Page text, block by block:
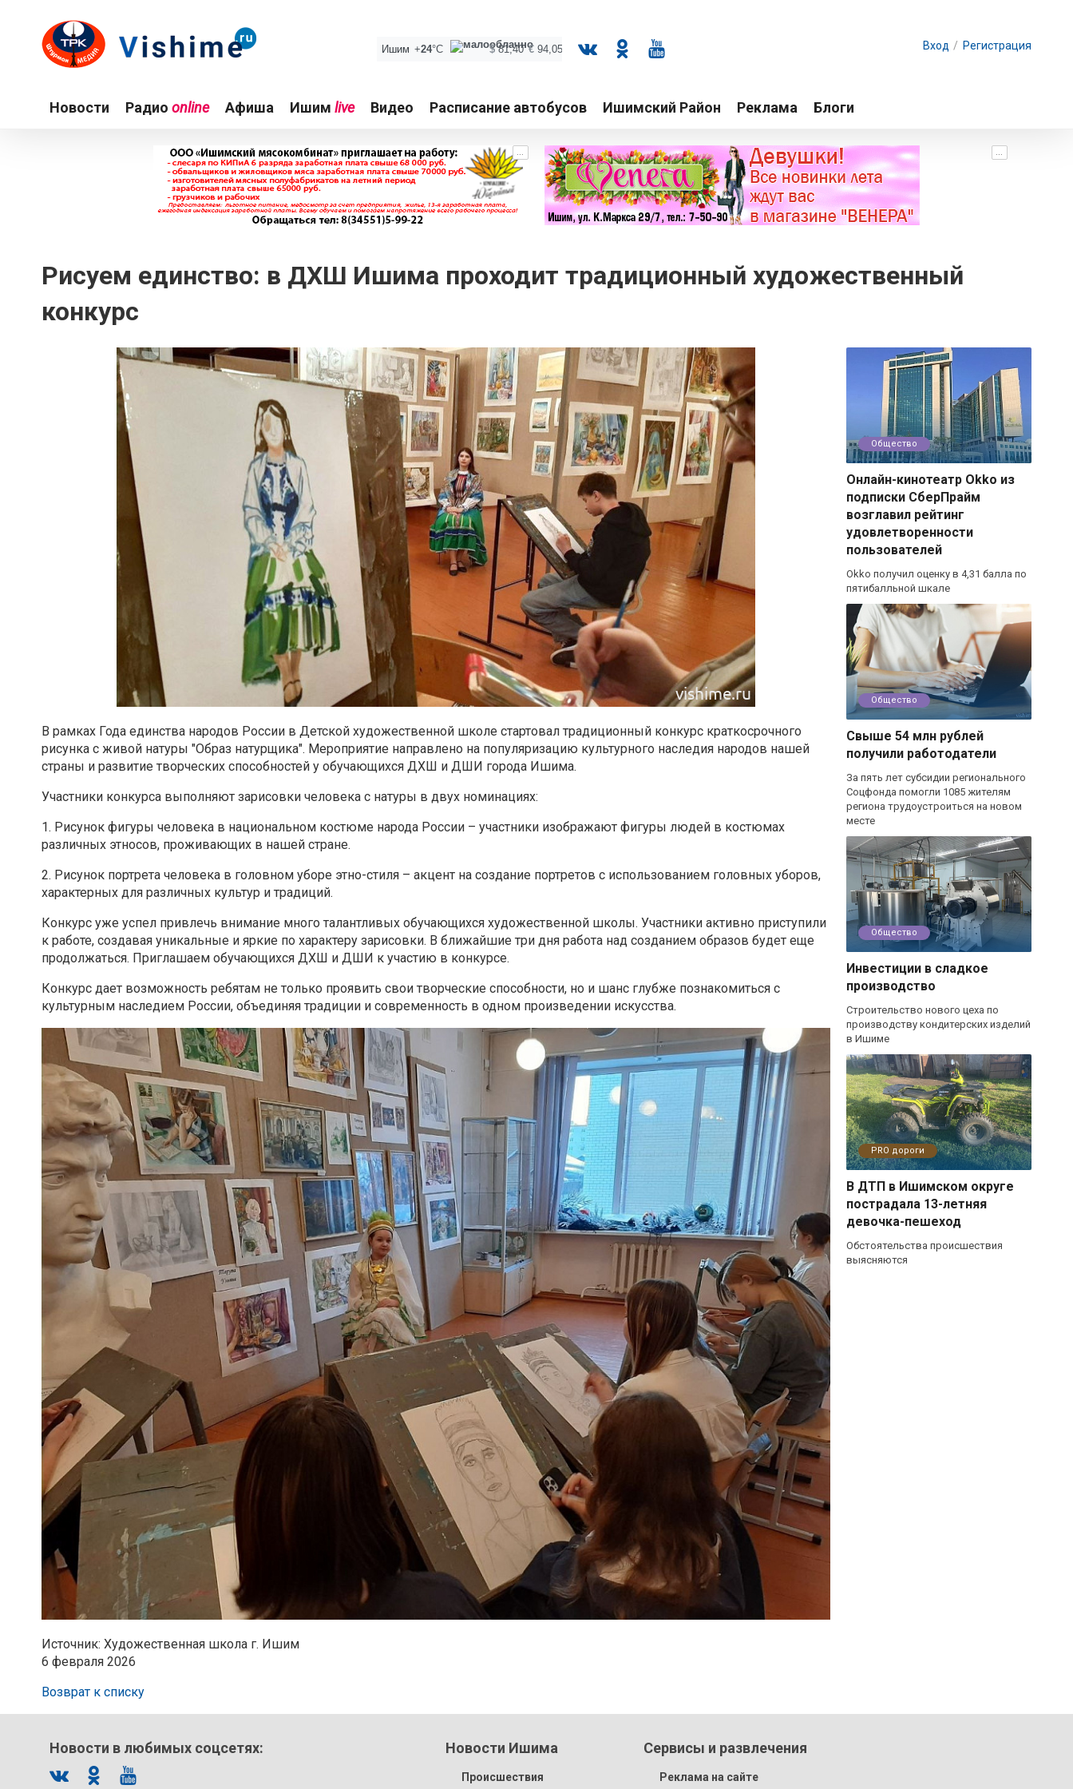
Вход / Регистрация
Новости Радио online Афиша Ишим live Видео Расписание автобусов Ишимский Район Реклама Блоги
... ...
Рисуем единство: в ДХШ Ишима проходит традиционный художественный
конкурс
В рамках Года единства народов России в Детской художественной школе стартовал традиционный конкурс краткосрочного
рисунка с живой натуры "Образ натурщика". Мероприятие направлено на популяризацию культурного наследия народов нашей
страны и развитие творческих способностей у обучающихся ДХШ и ДШИ города Ишима.
Участники конкурса выполняют зарисовки человека с натуры в двух номинациях:
1. Рисунок фигуры человека в национальном костюме народа России – участники изображают фигуры людей в костюмах
различных этносов, проживающих в нашей стране.
2. Рисунок портрета человека в головном уборе этно-стиля – акцент на создание портретов с использованием головных уборов,
характерных для различных культур и традиций.
Конкурс уже успел привлечь внимание много талантливых обучающихся художественной школы. Участники активно приступили
к работе, создавая уникальные и яркие по характеру зарисовки. В ближайшие три дня работа над созданием образов будет еще
продолжаться. Приглашаем обучающихся ДХШ и ДШИ к участию в конкурсе.
Конкурс дает возможность ребятам не только проявить свои творческие способности, но и шанс глубже познакомиться с
культурным наследием России, объединяя традиции и современность в одном произведении искусства.
Источник: Художественная школа г. Ишим
6 февраля 2026
Возврат к списку
Общество
Онлайн-кинотеатр Okko из
подписки СберПрайм
возглавил рейтинг
удовлетворенности
пользователей
Okko получил оценку в 4,31 балла по
пятибалльной шкале
Общество
Свыше 54 млн рублей
получили работодатели
За пять лет субсидии регионального
Соцфонда помогли 1085 жителям
региона трудоустроиться на новом
месте
Общество
Инвестиции в сладкое
производство
Строительство нового цеха по
производству кондитерских изделий
в Ишиме
PRO дороги
В ДТП в Ишимском округе
пострадала 13-летняя
девочка-пешеход
Обстоятельства происшествия
выясняются
Новости в любимых соцсетях: Новости Ишима
Происшествия
Сервисы и развлечения
Реклама на сайте